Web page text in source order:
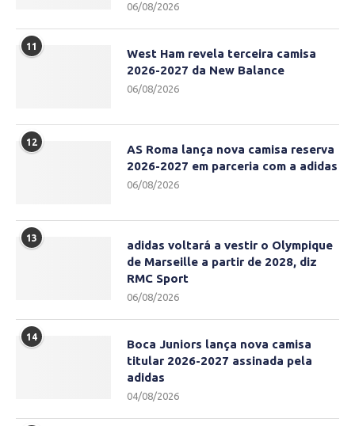
06/08/2026
11
West Ham revela terceira camisa
2026-2027 da New Balance
06/08/2026
12
AS Roma lança nova camisa reserva
2026-2027 em parceria com a adidas
06/08/2026
13
adidas voltará a vestir o Olympique
de Marseille a partir de 2028, diz
RMC Sport
06/08/2026
14
Boca Juniors lança nova camisa
titular 2026-2027 assinada pela
adidas
04/08/2026